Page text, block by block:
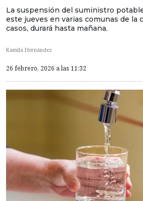
La suspensión del suministro
este jueves en varias comunas de la
casos, durará hasta mañana.
Kamila Hernández
26 febrero, 2026 a las 11:32